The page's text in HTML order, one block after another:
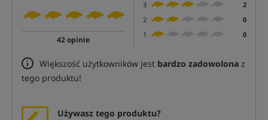
42 opinie
3
2
2
0
1
0
Większość użytkowników jest bardzo zadowolona z
tego produktu!
Używasz tego produktu?